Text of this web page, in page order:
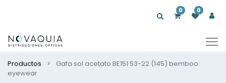
0 0
Productos
Gafa sol acetato BE151 53-22 (145) bemboo
eyewear